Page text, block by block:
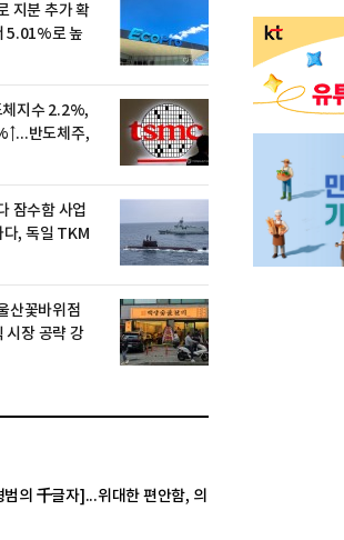
지분 추가 확
5.01%로 높
지수 2.2%,
반도체주,
잠수함 사업
다, 독일 TKM
산꽃바위점
시장 공략 강
범의 千글자]...위대한 편안함, 의